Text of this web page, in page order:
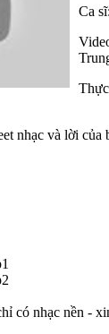
Ca
nhạc và lời của
có nhạc nền -